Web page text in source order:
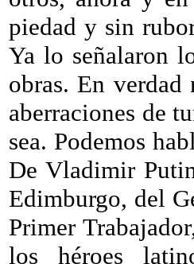
piedad y sin
Ya lo señalaron
obras. En verdad
aberraciones de
sea. Podemos
De Vladimir
Edimburgo, del
Primer
los héroes